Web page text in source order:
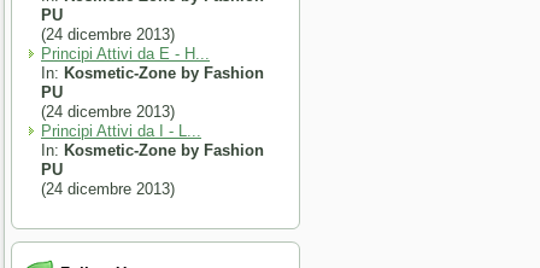
PU
(24 dicembre 2013)
Principi Attivi da E - H...
In: Kosmetic-Zone by Fashion
PU
(24 dicembre 2013)
Principi Attivi da I - L...
In: Kosmetic-Zone by Fashion
PU
(24 dicembre 2013)